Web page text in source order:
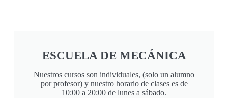
ESCUELA DE MECÁNICA
Nuestros cursos son individuales, (solo un alumno
por profesor) y nuestro horario de clases es de
10:00 a 20:00 de lunes a sábado.